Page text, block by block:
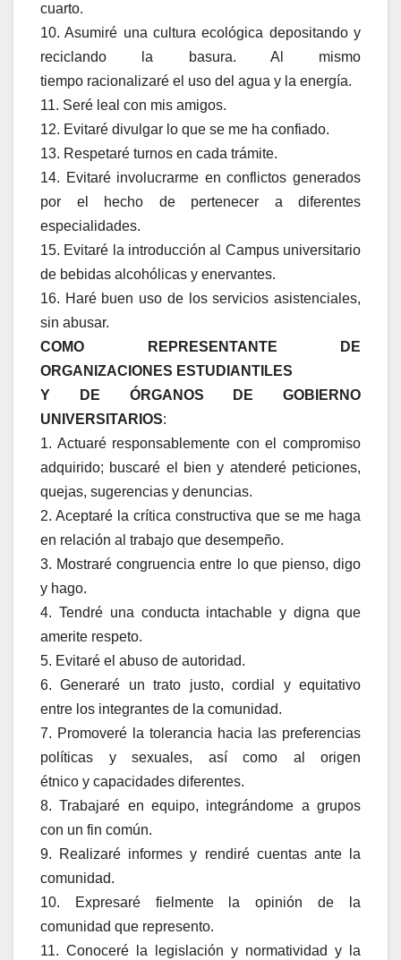
cuarto.
10. Asumiré una cultura ecológica depositando y
reciclando la basura. Al mismo
tiempo racionalizaré el uso del agua y la energía.
11. Seré leal con mis amigos.
12. Evitaré divulgar lo que se me ha confiado.
13. Respetaré turnos en cada trámite.
14. Evitaré involucrarme en conflictos generados
por el hecho de pertenecer a diferentes
especialidades.
15. Evitaré la introducción al Campus universitario
de bebidas alcohólicas y enervantes.
16. Haré buen uso de los servicios asistenciales,
sin abusar.
COMO REPRESENTANTE DE
ORGANIZACIONES ESTUDIANTILES
Y DE ÓRGANOS DE GOBIERNO
UNIVERSITARIOS:
1. Actuaré responsablemente con el compromiso
adquirido; buscaré el bien y atenderé peticiones,
quejas, sugerencias y denuncias.
2. Aceptaré la crítica constructiva que se me haga
en relación al trabajo que desempeño.
3. Mostraré congruencia entre lo que pienso, digo
y hago.
4. Tendré una conducta intachable y digna que
amerite respeto.
5. Evitaré el abuso de autoridad.
6. Generaré un trato justo, cordial y equitativo
entre los integrantes de la comunidad.
7. Promoveré la tolerancia hacia las preferencias
políticas y sexuales, así como al origen
étnico y capacidades diferentes.
8. Trabajaré en equipo, integrándome a grupos
con un fin común.
9. Realizaré informes y rendiré cuentas ante la
comunidad.
10. Expresaré fielmente la opinión de la
comunidad que represento.
11. Conoceré la legislación y normatividad y la